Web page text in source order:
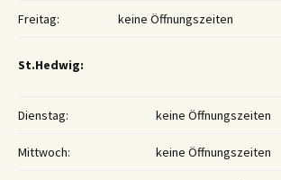
Freitag: keine Öffnungszeiten
St.Hedwig:
Dienstag: keine Öffnungszeiten
Mittwoch: keine Öffnungszeiten